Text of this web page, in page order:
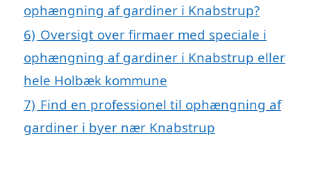
ophængning af gardiner i Knabstrup?
6) Oversigt over firmaer med speciale i
ophængning af gardiner i Knabstrup eller
hele Holbæk kommune
7) Find en professionel til ophængning af
gardiner i byer nær Knabstrup